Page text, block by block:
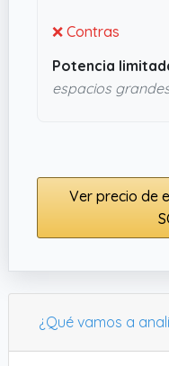
❌ Contras
Potencia
espacios
Ver precio de
¿Qué vamos a